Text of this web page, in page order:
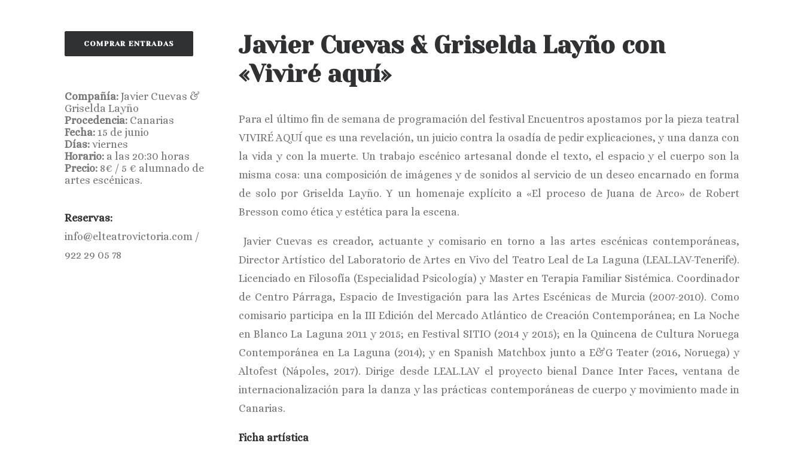
COMPRAR ENTRADAS
Compañía: Javier Cuevas &
Griselda Layño
Procedencia: Canarias
Fecha: 15 de junio
Días: viernes
Horario: a las 20:30 horas
Precio: 8€ / 5 € alumnado de
artes escénicas.
Reservas:
info@elteatrovictoria.com /
922 29 05 78
Javier Cuevas & Griselda Layño con
«Viviré aquí»
Para el último fin de semana de programación del festival Encuentros apostamos por la pieza teatral
VIVIRÉ AQUÍ que es una revelación, un juicio contra la osadía de pedir explicaciones, y una danza con
la vida y con la muerte. Un trabajo escénico artesanal donde el texto, el espacio y el cuerpo son la
misma cosa: una composición de imágenes y de sonidos al servicio de un deseo encarnado en forma
de solo por Griselda Layño. Y un homenaje explícito a «El proceso de Juana de Arco» de Robert
Bresson como ética y estética para la escena.
Javier Cuevas es creador, actuante y comisario en torno a las artes escénicas contemporáneas,
Director Artístico del Laboratorio de Artes en Vivo del Teatro Leal de La Laguna (LEAL.LAV-Tenerife).
Licenciado en Filosofía (Especialidad Psicología) y Master en Terapia Familiar Sistémica. Coordinador
de Centro Párraga, Espacio de Investigación para las Artes Escénicas de Murcia (2007-2010). Como
comisario participa en la III Edición del Mercado Atlántico de Creación Contemporánea; en La Noche
en Blanco La Laguna 2011 y 2015; en Festival SITIO (2014 y 2015); en la Quincena de Cultura Noruega
Contemporánea en La Laguna (2014); y en Spanish Matchbox junto a E&G Teater (2016, Noruega) y
Altofest (Nápoles, 2017). Dirige desde LEAL.LAV el proyecto bienal Dance Inter Faces, ventana de
internacionalización para la danza y las prácticas contemporáneas de cuerpo y movimiento made in
Canarias.
Ficha artística